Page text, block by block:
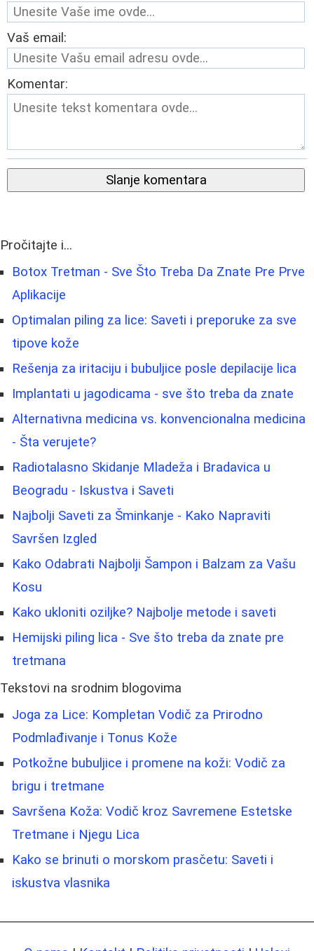
Vaš email:
Komentar:
Slanje komentara
Pročitajte i...
Botox Tretman - Sve Što Treba Da Znate Pre Prve
Aplikacije
Optimalan piling za lice: Saveti i preporuke za sve
tipove kože
Rešenja za iritaciju i bubuljice posle depilacije lica
Implantati u jagodicama - sve što treba da znate
Alternativna medicina vs. konvencionalna medicina
- Šta verujete?
Radiotalasno Skidanje Mladeža i Bradavica u
Beogradu - Iskustva i Saveti
Najbolji Saveti za Šminkanje - Kako Napraviti
Savršen Izgled
Kako Odabrati Najbolji Šampon i Balzam za Vašu
Kosu
Kako ukloniti oziljke? Najbolje metode i saveti
Hemijski piling lica - Sve što treba da znate pre
tretmana
Tekstovi na srodnim blogovima
Joga za Lice: Kompletan Vodič za Prirodno
Podmlađivanje i Tonus Kože
Potkožne bubuljice i promene na koži: Vodič za
brigu i tretmane
Savršena Koža: Vodič kroz Savremene Estetske
Tretmane i Njegu Lica
Kako se brinuti o morskom prasčetu: Saveti i
iskustva vlasnika